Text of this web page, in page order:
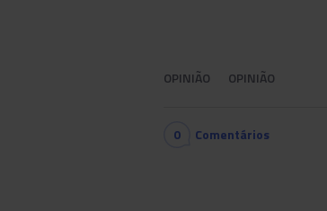
OPINIÃO OPINIÃO
0 Comentários